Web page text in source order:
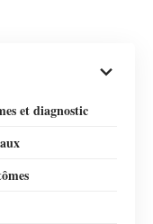
et diagnostic